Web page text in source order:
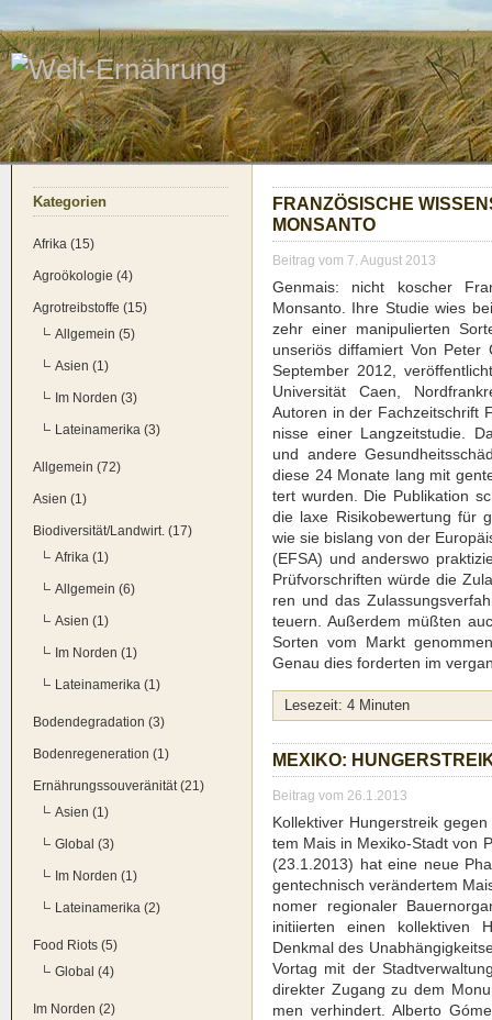
Kate­go­rien
Afrika (15)
Agroökologie (4)
Agrotreibstoffe (15)
Allgemein (5)
Asien (1)
Im Norden (3)
Lateinamerika (3)
Allgemein (72)
Asien (1)
Biodiversität/Landwirt. (17)
Afrika (1)
Allgemein (6)
Asien (1)
Im Norden (1)
Lateinamerika (1)
Bodendegradation (3)
Bodenregeneration (1)
Ernährungssouveränität (21)
Asien (1)
Global (3)
Im Norden (1)
Lateinamerika (2)
Food Riots (5)
Global (4)
Im Norden (2)
FRAN­ZÖ­SI­SCHE
MONS­AN­TO
Beitrag vom 7. August 2013
Gen­mais: nicht koscher
Mons­an­to. Ihre Stu­die wies
zehr einer mani­pu­lier­ten
unse­ri­ös dif­fa­miert Von
Sep­tem­ber 2012,
Uni­ver­si­tät Caen,
Autoren in der Fach­zeit­schrift
nis­se einer Lang­zeit­stu­die.
und ande­re
die­se 24 Mona­te lang mit
tert wur­den. Die Publi­ka­ti­on
die laxe Risi­ko­be­wer­tung für
wie sie bis­lang von der
(EFSA) und anders­wo
Prüf­vor­schrif­ten wür­de die
ren und das
teu­ern. Außer­dem müß­ten
Sor­ten vom Markt
Genau dies for­der­ten im
Lese­zeit: 4 Minu­ten
MEXI­KO:
Beitrag vom 26.1.2013
Kol­lek­ti­ver Hun­ger­streik
tem Mais in Mexi­ko-Stadt von
(23.1.2013) hat eine neue
gen­tech­nisch ver­än­der­tem
no­mer regio­na­ler
initi­ier­ten einen kol­lek­ti­ven
Denk­mal des
Vor­tag mit der
direk­ter Zugang zu dem
men ver­hin­dert. Alber­to